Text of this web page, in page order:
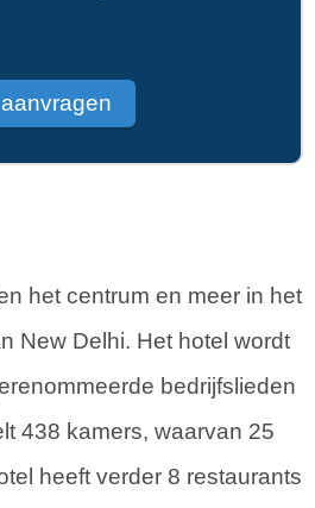
het centrum en meer in het
New Delhi. Het hotel wordt
bedrijfslieden
438 kamers, waarvan 25
heeft verder 8 restaurants